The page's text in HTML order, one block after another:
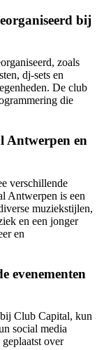
bij
zoals
dj-sets en
De club
die
Antwerpen en
verschillende
Antwerpen is een
muziekstijlen,
en een jonger
en
evenementen
Club Capital, kun
social media
over